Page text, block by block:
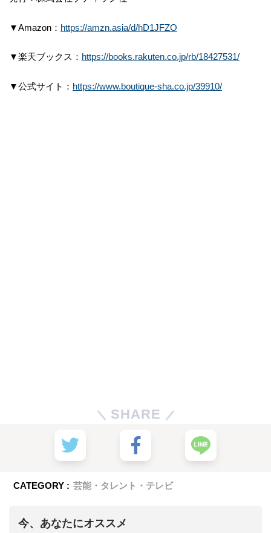
▼Amazon： https://amzn.asia/d/hD1JFZO
▼楽天ブックス： https://books.rakuten.co.jp/rb/18427531/
▼公式サイト： https://www.boutique-sha.co.jp/39910/
SHARE
CATEGORY : 芸能・タレント・テレビ
今、あなたにオススメ